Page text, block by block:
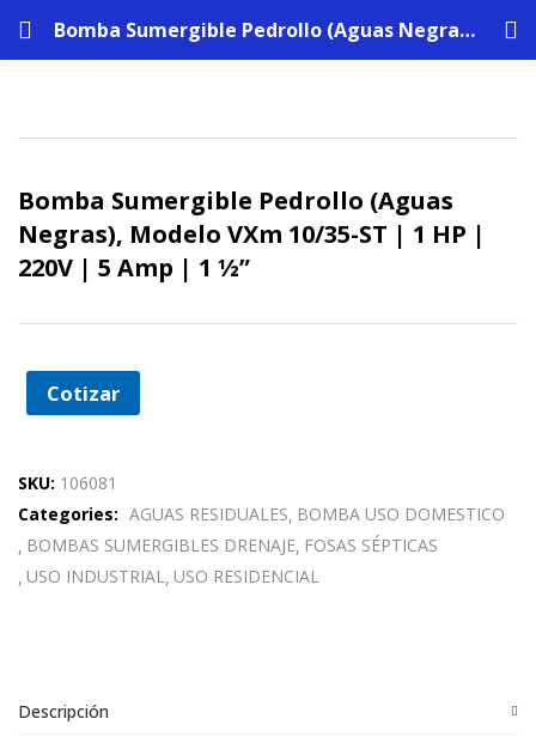
Bomba Sumergible Pedrollo (Aguas Negras), Modelo VXm 10/35-ST | 1 HP | 220V | 5 Amp | 1 ½”
Bomba Sumergible Pedrollo (Aguas
Negras), Modelo VXm 10/35-ST | 1 HP |
220V | 5 Amp | 1 ½”
Cotizar
SKU: 106081
Categories: AGUAS RESIDUALES BOMBA USO DOMESTICO
BOMBAS SUMERGIBLES DRENAJE FOSAS SÉPTICAS
USO INDUSTRIAL USO RESIDENCIAL
Descripción